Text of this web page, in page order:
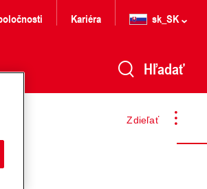
Kariéra sk_SK
Hľadať
Zdieľať